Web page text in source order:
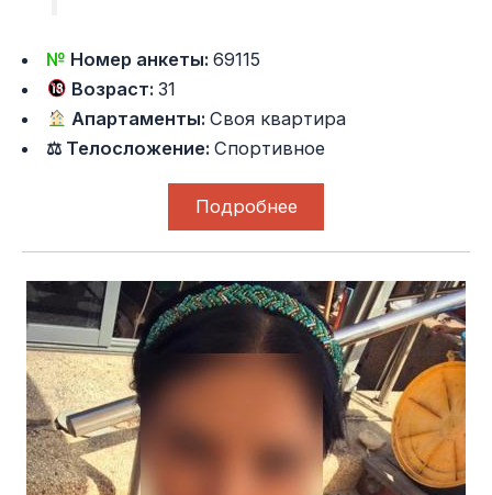
№ Номер анкеты:69115
Возраст:31
Апартаменты:Своя квартира
⚖ Телосложение:Спортивное
Подробнее